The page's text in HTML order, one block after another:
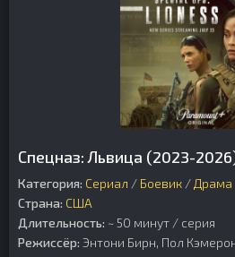
Спецназ: Львица (2023-
Категория: Сериал / Боевик / Драма
Страна: США
Длительность: ~ 50 минут / серия
Режиссёр: Энтони Бирн, Пол